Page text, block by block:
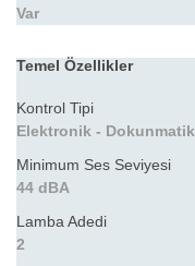
Var
Temel Özellikler
Kontrol Tipi
Elektronik - Dokunmatik
Minimum Ses Seviyesi
44 dBA
Lamba Adedi
2